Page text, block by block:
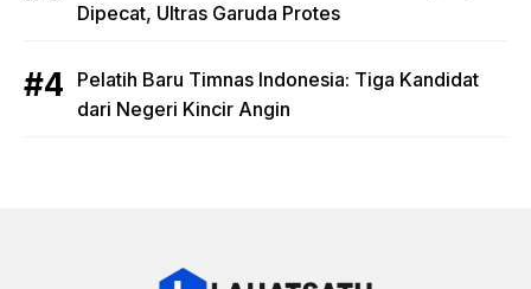
Dipecat, Ultras Garuda Protes
Pelatih Baru Timnas Indonesia: Tiga Kandidat
dari Negeri Kincir Angin